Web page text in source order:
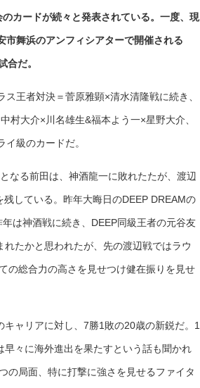
カードが続々と発表されている。一度、現
市舞浜のアンフィシアターで開催される
合だ。
王者対決＝菅原雅顕×清水清隆戦に続き、
村大介×川名雄生&福本よう一×星野大介、
級のカードだ。
なる前田は、神酒龍一に敗れたたが、渡辺
している。昨年大晦日のDEEP DREAMの
は神酒戦に続き、DEEP同級王者の元谷友
たかと思われたが、先の渡辺戦ではラウ
の総合力の高さを見せつけ健在振りを見せ
ャリアに対し、7勝1敗の20歳の新鋭だ。1
々に海外進出を果たすという話も聞かれ
の局面、特に打撃に強さを見せるファイタ